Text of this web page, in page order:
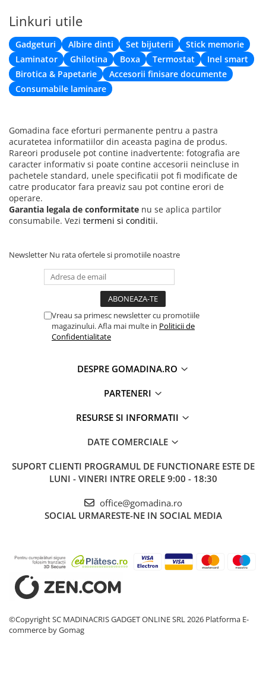
Linkuri utile
Gadgeturi Albire dinti Set bijuterii
Stick memorie
Laminator
Ghilotina Boxa Termostat
Inel smart
Birotica & Papetarie
Accesorii finisare documente
Consumabile laminare
Gomadina face eforturi permanente pentru a pastra
acuratetea informatiilor din aceasta pagina de produs.
Rareori produsele pot contine inadvertente: fotografia are
caracter informativ si poate contine accesorii neincluse in
pachetele standard, unele specificatii pot fi modificate de
catre producator fara preaviz sau pot contine erori de
operare.
Garantia legala de conformitate nu se aplica partilor
consumabile. Vezi termeni si conditii.
Newsletter Nu rata ofertele si promotiile noastre
Vreau sa primesc newsletter cu promotiile
magazinului. Afla mai multe in Politicii de
Confidentialitate
DESPRE GOMADINA.RO
PARTENERI
RESURSE SI INFORMATII
DATE COMERCIALE
SUPORT CLIENTI PROGRAMUL DE FUNCTIONARE ESTE DE
LUNI - VINERI INTRE ORELE 9:00 - 18:30
office@gomadina.ro
SOCIAL URMARESTE-NE IN SOCIAL MEDIA
©Copyright SC MADINACRIS GADGET ONLINE SRL 2026 Platforma E-
commerce by Gomag